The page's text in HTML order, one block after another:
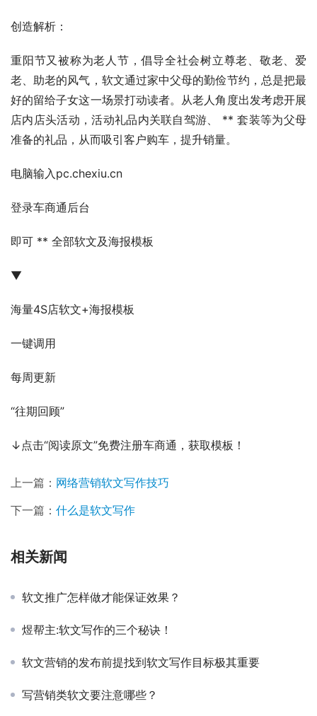
创造解析：
重阳节又被称为老人节，倡导全社会树立尊老、敬老、爱
老、助老的风气，软文通过家中父母的勤俭节约，总是把最
好的留给子女这一场景打动读者。从老人角度出发考虑开展
店内店头活动，活动礼品内关联自驾游、 ** 套装等为父母
准备的礼品，从而吸引客户购车，提升销量。
电脑输入pc.chexiu.cn
登录车商通后台
即可 ** 全部软文及海报模板
▼
海量4S店软文+海报模板
一键调用
每周更新
“往期回顾”
↓点击“阅读原文”免费注册车商通，获取模板！
上一篇： 网络营销软文写作技巧
下一篇： 什么是软文写作
相关新闻
软文推广怎样做才能保证效果？
煜帮主:软文写作的三个秘诀！
软文营销的发布前提找到软文写作目标极其重要
写营销类软文要注意哪些？